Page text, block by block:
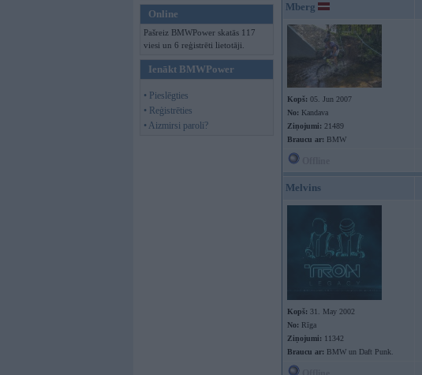
Online
Pašreiz BMWPower skatās 117
viesi un 6 reģistrēti lietotāji.
Ienākt BMWPower
• Pieslēgties
• Reģistrēties
• Aizmirsi paroli?
Mberg
Kopš: 05. Jun 2007
No: Kandava
Ziņojumi: 21489
Braucu ar: BMW
Melvins
Kopš: 31. May 2002
No: Rīga
Ziņojumi: 11342
Braucu ar: BMW un Daft Punk.